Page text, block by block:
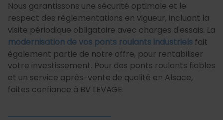
Nous garantissons une sécurité optimale et le
respect des réglementations en vigueur, incluant la
visite périodique obligatoire avec charges d'essais. La
modernisation de vos ponts roulants industriels fait
également partie de notre offre, pour rentabiliser
votre investissement. Pour des ponts roulants fiables
et un service après-vente de qualité en Alsace,
faites confiance à BV LEVAGE.